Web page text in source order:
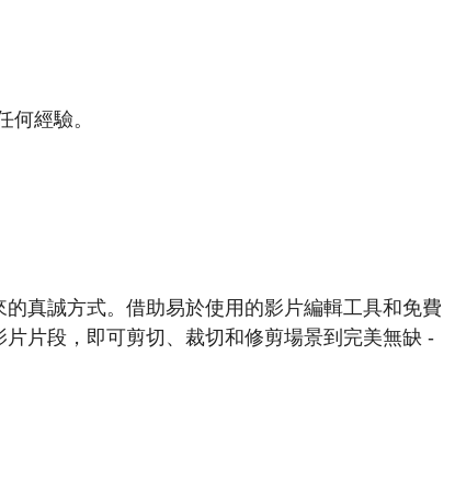
經驗。
真誠方式。借助易於使用的影片編輯工具和免費
片段，即可剪切、裁切和修剪場景到完美無缺 -